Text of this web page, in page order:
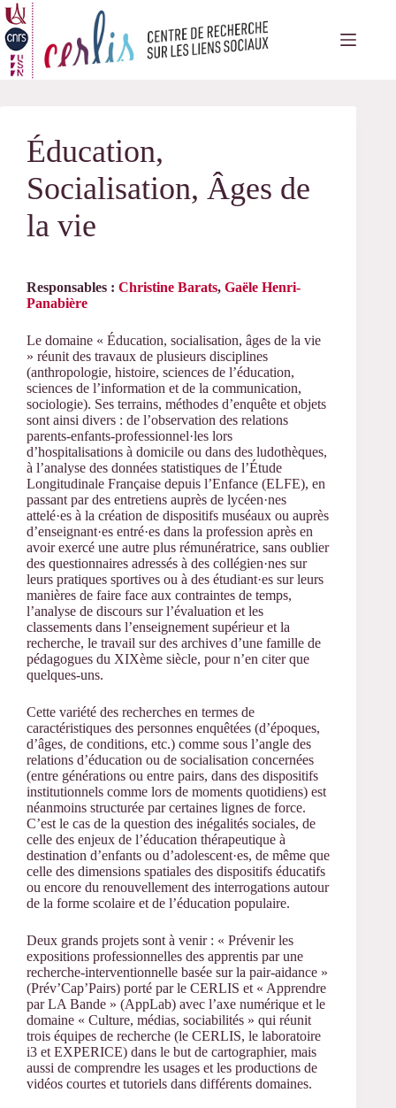
Passer
au
contenu
Éducation,
Socialisation, Âges de
la vie
Responsables : Christine Barats, Gaële Henri-
Panabière
Le domaine « Éducation, socialisation, âges de la vie
» réunit des travaux de plusieurs disciplines
(anthropologie, histoire, sciences de l’éducation,
sciences de l’information et de la communication,
sociologie). Ses terrains, méthodes d’enquête et objets
sont ainsi divers : de l’observation des relations
parents-enfants-professionnel·les lors
d’hospitalisations à domicile ou dans des ludothèques,
à l’analyse des données statistiques de l’Étude
Longitudinale Française depuis l’Enfance (ELFE), en
passant par des entretiens auprès de lycéen·nes
attelé·es à la création de dispositifs muséaux ou auprès
d’enseignant·es entré·es dans la profession après en
avoir exercé une autre plus rémunératrice, sans oublier
des questionnaires adressés à des collégien·nes sur
leurs pratiques sportives ou à des étudiant·es sur leurs
manières de faire face aux contraintes de temps,
l’analyse de discours sur l’évaluation et les
classements dans l’enseignement supérieur et la
recherche, le travail sur des archives d’une famille de
pédagogues du XIXème siècle, pour n’en citer que
quelques-uns.
Cette variété des recherches en termes de
caractéristiques des personnes enquêtées (d’époques,
d’âges, de conditions, etc.) comme sous l’angle des
relations d’éducation ou de socialisation concernées
(entre générations ou entre pairs, dans des dispositifs
institutionnels comme lors de moments quotidiens) est
néanmoins structurée par certaines lignes de force.
C’est le cas de la question des inégalités sociales, de
celle des enjeux de l’éducation thérapeutique à
destination d’enfants ou d’adolescent·es, de même que
celle des dimensions spatiales des dispositifs éducatifs
ou encore du renouvellement des interrogations autour
de la forme scolaire et de l’éducation populaire.
Deux grands projets sont à venir : « Prévenir les
expositions professionnelles des apprentis par une
recherche-interventionnelle basée sur la pair-aidance »
(Prév’Cap’Pairs) porté par le CERLIS et « Apprendre
par LA Bande » (AppLab) avec l’axe numérique et le
domaine « Culture, médias, sociabilités » qui réunit
trois équipes de recherche (le CERLIS, le laboratoire
i3 et EXPERICE) dans le but de cartographier, mais
aussi de comprendre les usages et les productions de
vidéos courtes et tutoriels dans différents domaines.